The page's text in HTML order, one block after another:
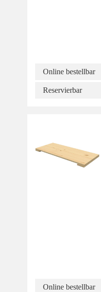
Online bestellbar
Reservierbar
Online bestellbar